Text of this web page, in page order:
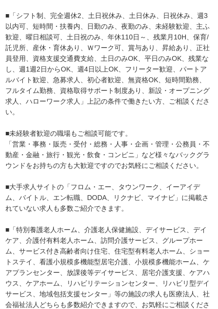
■「シフト制、完全週休2、土日祝休み、土日休み、日祝休み、週3
以内可、短時間・扶養内、日勤のみ、夜勤のみ、未経験歓迎、主ふ
歓迎、曜日相談可、土日祝のみ、年休110日～、残業月10H、保育/
託児所、産休・育休あり、Ｗワーク可、賞与あり、昇給あり、正社
員登用、資格支援交通費支給、土日のみOK、平日のみOK、残業な
し、週1週2日からOK、週4日以上OK、フリーター歓迎、パートア
ルバイト歓迎、急募求人、初心者歓迎、無資格OK、短時間勤務、
フルタイム勤務、資格取得サポート制度あり、新設・オープニング
求人、ハローワーク求人」上記の条件で働きたい方、ご相談くださ
い。
■未経験者歓迎の職場もご相談可能です。
「営業・事務・販売・受付・総務・人事・企画・管理・公務員・不
動産・金融・旅行・観光・飲食・コンビニ」など様々なバックグラ
ウンドをお持ちの方も大歓迎ですのでお気軽にご相談ください。
■大手求人サイトの「フロム・エー、タウンワーク、イーアイデ
ム、バイトル、エン転職、DODA、リクナビ、マイナビ」に掲載さ
れていない求人も多数ご紹介できます。
■「特別養護老人ホーム、介護老人保健施設、デイサービス、デイ
ケア、介護付有料老人ホーム、訪問介護サービス、グループホー
ム、サービス付き高齢者向け住宅、住宅型有料老人ホーム、ショー
トステイ、看護小規模多機能型居宅介護、小規模多機能ホーム、ケ
アプランセンター、放課後等デイサービス、居宅介護支援、ケアハ
ウス、ケアホーム、リハビリテーションセンター、リハビリ型デイ
サービス、地域包括支援センター」等の施設の求人も医療法人、社
会福祉法人どちらも多数紹介できますので、お気軽にご相談くださ